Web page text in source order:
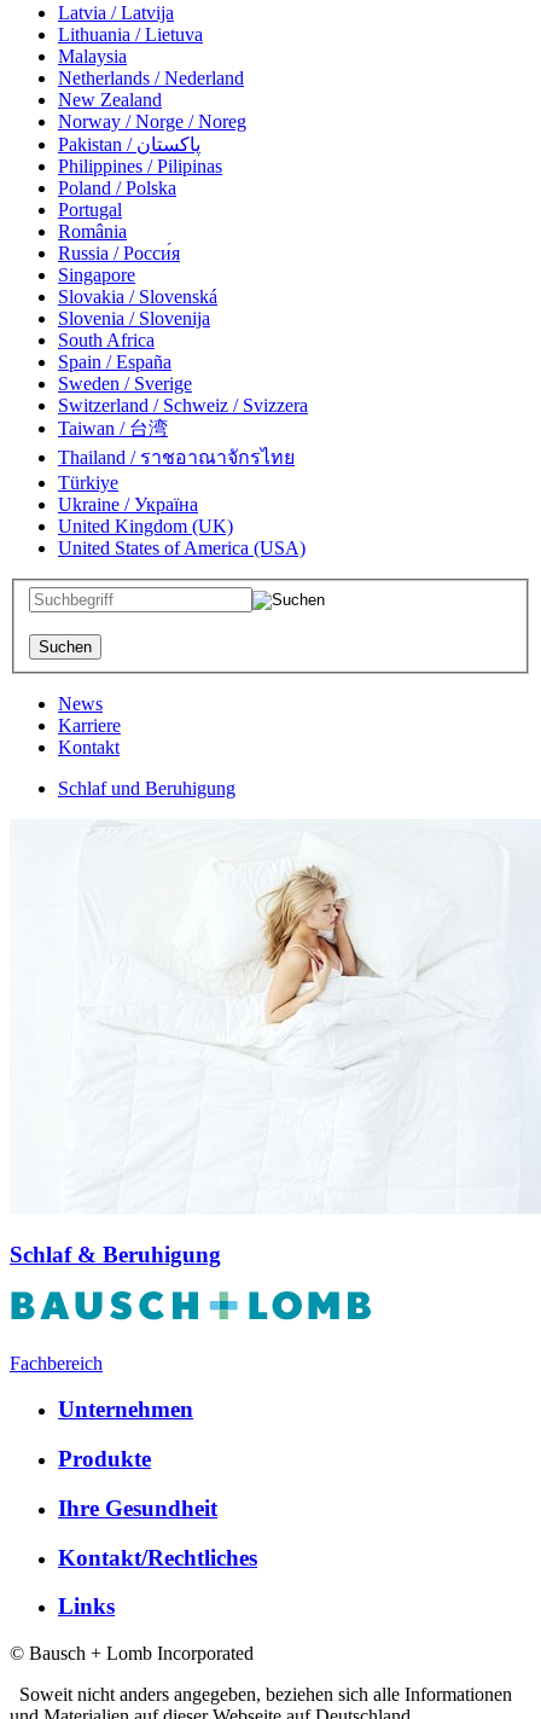
Latvia / Latvija
Lithuania / Lietuva
Malaysia
Netherlands / Nederland
New Zealand
Norway / Norge / Noreg
Pakistan / پاکستان
Philippines / Pilipinas
Poland / Polska
Portugal
România
Russia / Росси́я
Singapore
Slovakia / Slovenská
Slovenia / Slovenija
South Africa
Spain / España
Sweden / Sverige
Switzerland / Schweiz / Svizzera
Taiwan / 台湾
Thailand / ราชอาณาจักรไทย
Türkiye
Ukraine / Україна
United Kingdom (UK)
United States of America (USA)
News
Karriere
Kontakt
Schlaf und Beruhigung
Schlaf & Beruhigung
Fachbereich
Unternehmen
Produkte
Ihre Gesundheit
Kontakt/Rechtliches
Links
© Bausch + Lomb Incorporated
Soweit nicht anders angegeben, beziehen sich alle Informationen